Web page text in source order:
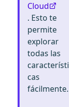
Cloud
. Esto te
permite
explorar
todas las
característi
cas
fácilmente.